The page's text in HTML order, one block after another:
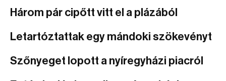
Három pár cipőtt vitt el a plázából
Letartóztattak egy mándoki szökevényt
Szőnyeget lopott a nyíregyházi piacról